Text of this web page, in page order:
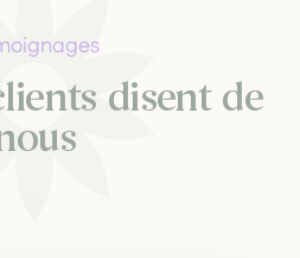
disent de